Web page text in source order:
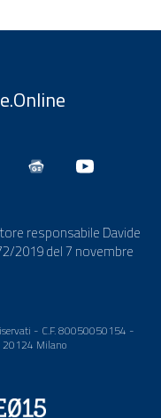
responsabile Davide
2019 del 7 novembre
- C.F. 80050050154 -
20124 Milano